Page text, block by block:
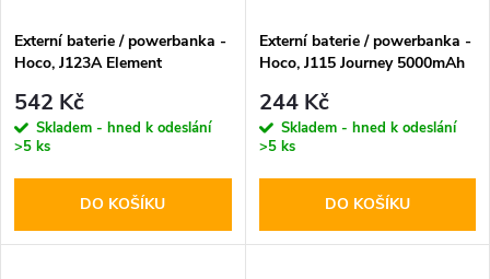
p
r
o
d
s
p
r
o
d
Externí baterie / powerbanka -
Hoco, J123A Element
542 Kč
Skladem - hned k odeslání
>5 ks
DO KOŠÍKU
Externí baterie / powerbanka -
Hoco, J115 Journey 5000mAh
244 Kč
Skladem - hned k odeslání
>5 ks
DO KOŠÍKU